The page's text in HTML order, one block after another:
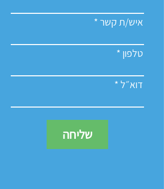
איש/ת קשר
טלפון
דוא״ל
שליחה